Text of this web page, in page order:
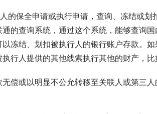
的保全申请或执行申请，查询、冻结或划
的查询系统，通过这个系统，能够查询
冻结、划扣被执行人的银行账户存款。
行人提供的其他线索执行其他的财产，比
偿或以明显不公允转移至关联人或第三